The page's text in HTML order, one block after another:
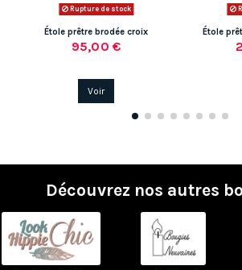
Rupture de stock
Étole prêtre brodée croix
95,00 €
Voir
Étole
Découvrez nos autres